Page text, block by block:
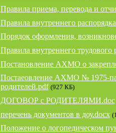
Правила приема, перевода и
Правила внутреннего
Порядок оформления,
Правила внутреннего трудового
Постановление АХМО о
Постаеовление АХМО № 1975-па
родителей.pdf (927 КБ)
ДОГОВОР с РОДИТЕЛЯМИ.doc
перечень документов в доу.docx
Положение о логопедическом